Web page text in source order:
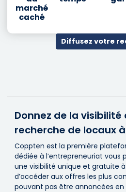
marché
caché
Diffusez votre
Donnez de la visibilité
recherche de locaux
Coppten est la première
dédiée à l’entrepreneuriat
une visibilité unique et gratuite
d’accéder aux offres les plus
pouvant pas être annoncées en